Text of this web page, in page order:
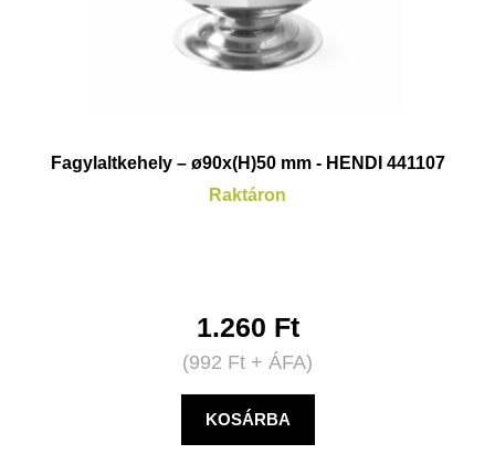
Fagylaltkehely – ø90x(H)50 mm - HENDI 441107
Raktáron
1.260 Ft
(992 Ft + ÁFA)
KOSÁRBA